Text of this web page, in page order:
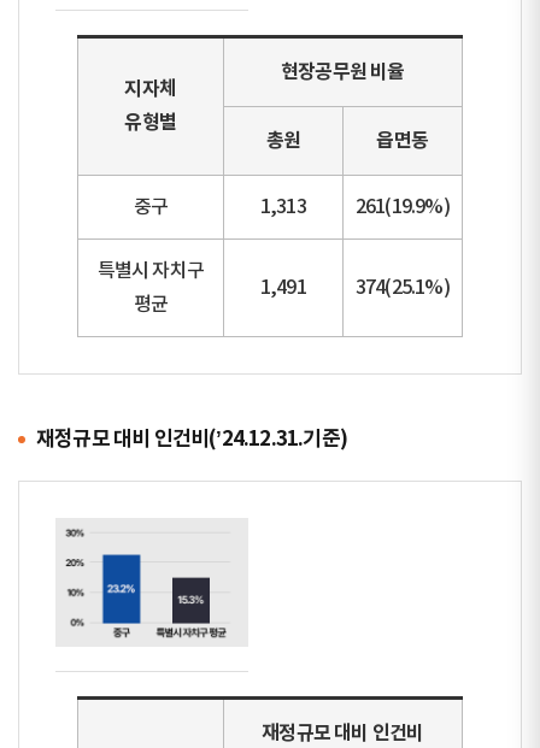
지자체
유형별
현장공무원 비율
총원 읍면동
중구 1,313 261(19.9%)
특별시 자치구
평균
1,491 374(25.1%)
재정규모 대비 인건비(’24.12.31.기준)
재정규모 대비 인건비